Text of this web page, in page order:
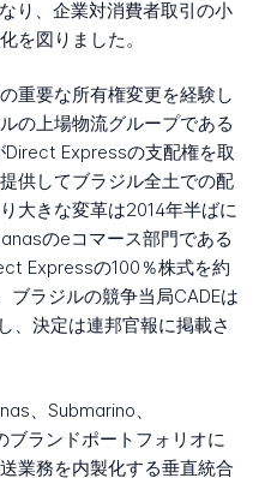
り、企業対消費者取引の小
を図りました。
重要な所有権変更を経験し
の上場物流グループである
Expressの支配権を取
供してブラジル全土での配
大きな変革は2014年半ばに
のeコマース部門である
Expressの100％株式を約
ラジルの競争当局CADEは
、決定は連邦官報に掲載さ
、Submarino、
ランドポートフォリオに
業務を内製化する垂直統合